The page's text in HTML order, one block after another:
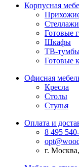
Корпусная
Стеллажи
Готовые
Шкафы
ТВ-
Готовые
Офисная
Кресла
Столы
Стулья
Оплата и
8 495
г.